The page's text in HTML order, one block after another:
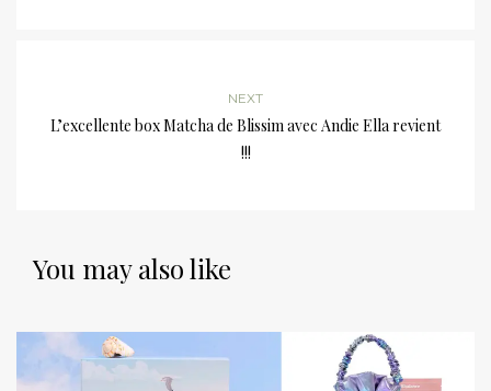
NEXT
L’excellente box Matcha de Blissim avec Andie Ella revient
!!!
You may also like